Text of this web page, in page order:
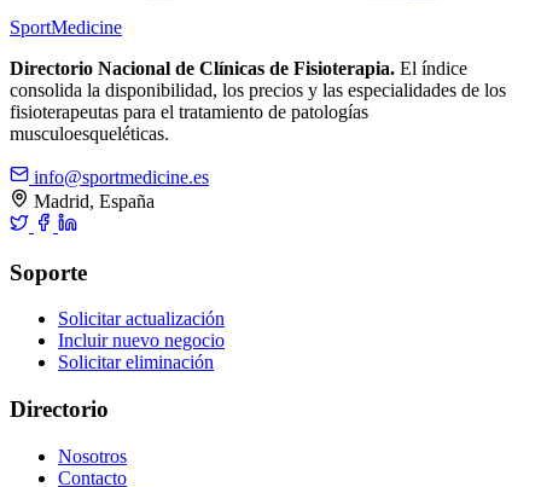
SportMedicine
Directorio Nacional de Clínicas de Fisioterapia. El índice
consolida la disponibilidad, los precios y las especialidades de los
fisioterapeutas para el tratamiento de patologías
musculoesqueléticas.
info@sportmedicine.es
Madrid, España
Soporte
Solicitar actualización
Incluir nuevo negocio
Solicitar eliminación
Directorio
Nosotros
Contacto